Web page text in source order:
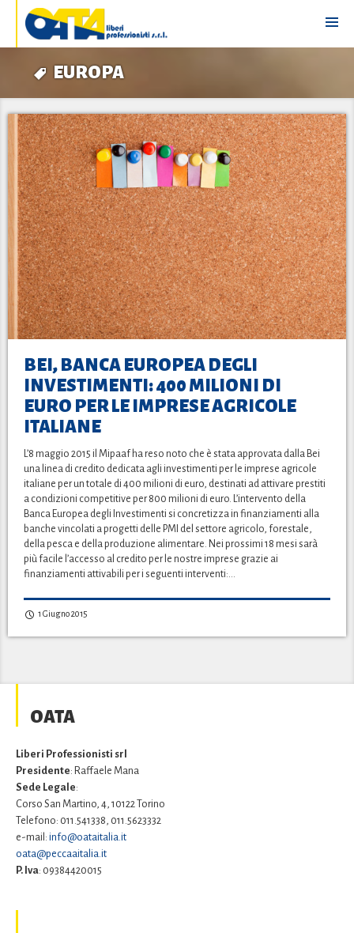
EUROPA
BEI, BANCA EUROPEA DEGLI
INVESTIMENTI: 400 MILIONI DI
EURO PER LE IMPRESE AGRICOLE
ITALIANE
L’8 maggio 2015 il Mipaaf ha reso noto che è stata approvata dalla Bei
una linea di credito dedicata agli investimenti per le imprese agricole
italiane per un totale di 400 milioni di euro, destinati ad attivare prestiti
a condizioni competitive per 800 milioni di euro. L’intervento della
Banca Europea degli Investimenti si concretizza in finanziamenti alla
banche vincolati a progetti delle PMI del settore agricolo, forestale,
della pesca e della produzione alimentare. Nei prossimi 18 mesi sarà
più facile l’accesso al credito per le nostre imprese grazie ai
finanziamenti attivabili per i seguenti interventi:…
1 Giugno 2015
OATA
Liberi Professionisti srl
Presidente: Raffaele Mana
Sede Legale:
Corso San Martino, 4, 10122 Torino
Telefono: 011.541338, 011.5623332
e-mail: info@oataitalia.it
oata@peccaaitalia.it
P. Iva: 09384420015